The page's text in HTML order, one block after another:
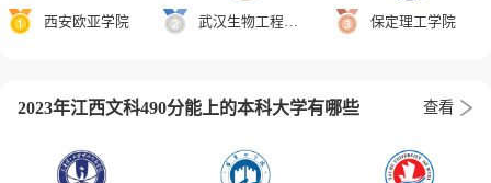
西安欧亚学院 武汉生物工程学院 保定理工学院
2023年江西文科490分能上的本科大学有哪些 查看